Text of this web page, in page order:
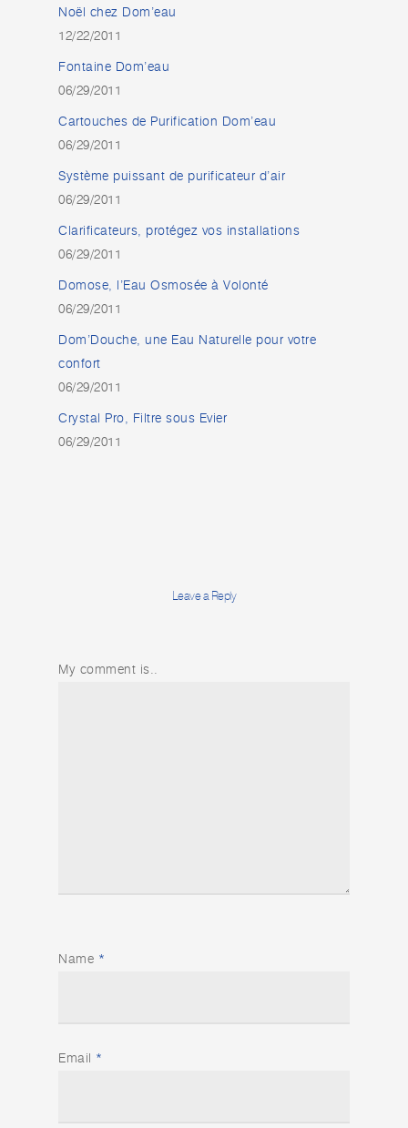
Noël chez Dom’eau
12/22/2011
Fontaine Dom’eau
06/29/2011
Cartouches de Purification Dom’eau
06/29/2011
Système puissant de purificateur d’air
06/29/2011
Clarificateurs, protégez vos installations
06/29/2011
Domose, l’Eau Osmosée à Volonté
06/29/2011
Dom’Douche, une Eau Naturelle pour votre
confort
06/29/2011
Crystal Pro, Filtre sous Evier
06/29/2011
Leave a Reply
My comment is..
Name *
Email *